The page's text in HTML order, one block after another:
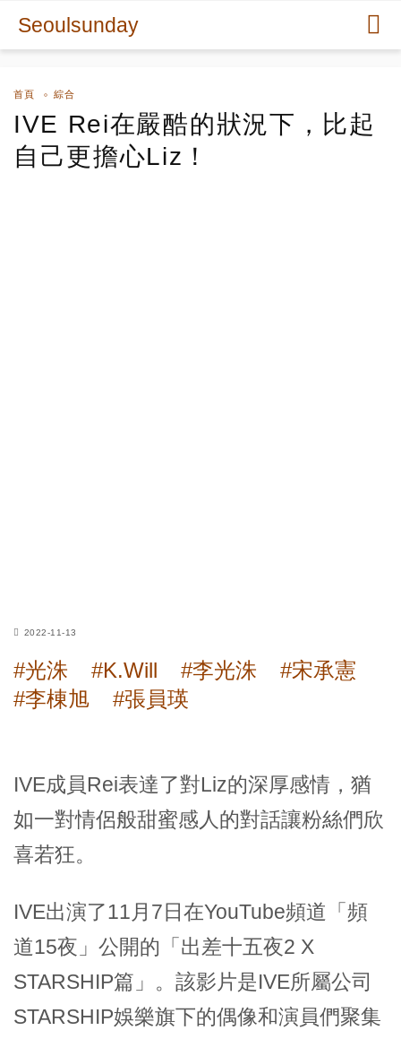
Seoulsunday
首頁 綜合
IVE Rei在嚴酷的狀況下，比起
自己更擔心Liz！
2022-11-13
#光洙 #K.Will #李光洙
#宋承憲
#李棟旭
#張員瑛
IVE成員Rei表達了對Liz的深厚感情，猶
如一對情侶般甜蜜感人的對話讓粉絲們欣
喜若狂。
IVE出演了11月7日在YouTube頻道「頻
道15夜」公開的「出差十五夜2 X
STARSHIP篇」。該影片是IVE所屬公司
STARSHIP娛樂旗下的偶像和演員們聚集